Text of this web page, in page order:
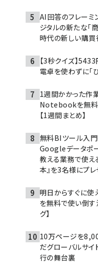
AI回答のフレーミ
ジタルの新たな「
時代の新しい購買
【3秒クイズ】
電卓を使わずに「
1週間かかった作
Notebookを無料
【1週間まとめ】
無料BIツール入門
Googleデータポ
教える業務で使え
本』を3名様にプレ
明日からすぐに
を無料で使い倒す
グ】
10万ページを
だグローバルサイ
行の舞台裏